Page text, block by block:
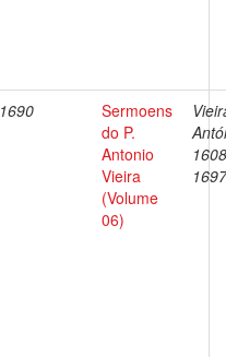
1690
Sermoens
do P.
Antonio
Vieira
(Volume
06)
1697